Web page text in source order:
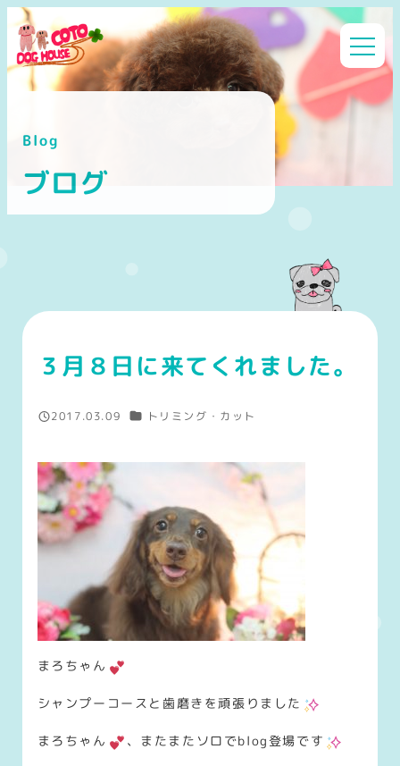
メ
イ
ン
へ
Blog
ブログ
３月８日に来てくれました。
投稿日
2017.03.09 カテゴリー
トリミング・カット
まろちゃん
シャンプーコースと歯磨きを頑張りました
まろちゃん 、またまたソロでblog登場です